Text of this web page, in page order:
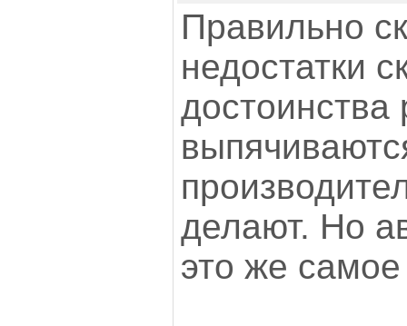
Правильно
недостатки
достоинства
делают. Но
это же